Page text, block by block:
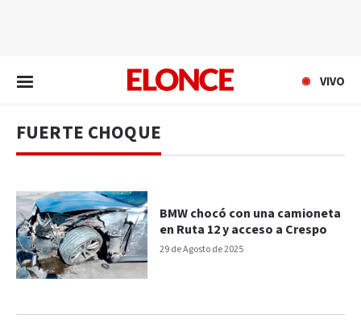
VIVO
FUERTE CHOQUE
29 de Agosto de 2025
BMW chocó con una camioneta
en Ruta 12 y acceso a Crespo